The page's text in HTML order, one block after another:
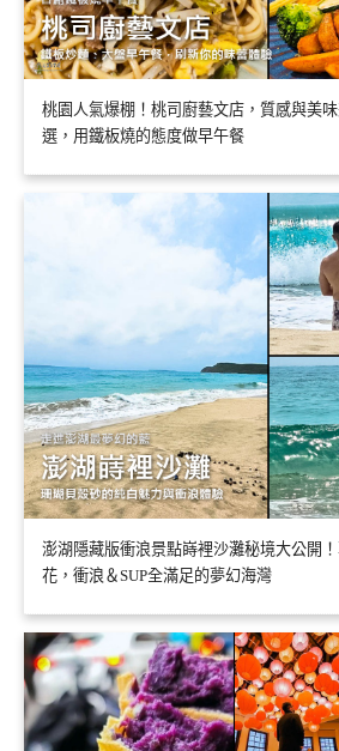
桃園人氣爆棚！桃司廚藝文店，質感與美
選，用鐵板燒的態度做早午餐
澎湖隱藏版衝浪景點嵵裡沙灘秘境大公開
花，衝浪＆SUP全滿足的夢幻海灣